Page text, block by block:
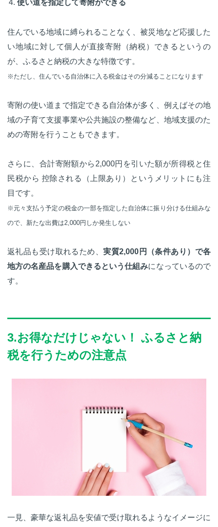
使い道を指定して寄附ができる
住んでいる地域に縛られることなく、被災地など応援した
い地域に対して個人が直接寄附（納税）できるというの
が、ふるさと納税の大きな特徴です。
※ただし、住んでいる自治体に入る税金はその分減ることになります
寄附の使い道まで指定できる自治体が多く、例えばその地
域の子育て支援事業や公共施設の整備など、地域支援のた
めの寄附を行うこともできます。
さらに、合計寄附額から2,000円を引いた額が所得税と住
民税から 控除される（上限あり）というメリットにも注
目です。
※元々支払う予定の税金の一部を指定した自治体に振り分ける仕組みな
ので、新たな出費は2,000円しか発生しない
返礼品も受け取れるため、実質2,000円（条件あり）で各
地方の名産品を購入できるという仕組みになっているので
す。
3.お得なだけじゃない！ ふるさと納
税を行うための注意点
一見、豪華な返礼品を安値で受け取れるようなイメージに